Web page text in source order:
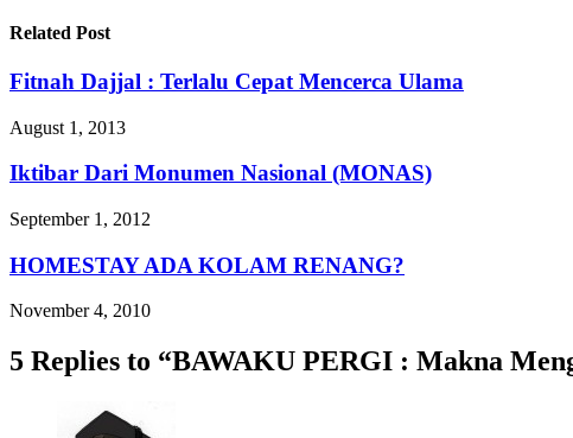
Related Post
Fitnah Dajjal : Terlalu Cepat Mencerca Ulama
August 1, 2013
Iktibar Dari Monumen Nasional (MONAS)
September 1, 2012
HOMESTAY ADA KOLAM RENANG?
November 4, 2010
5 Replies to “BAWAKU PERGI : Makna